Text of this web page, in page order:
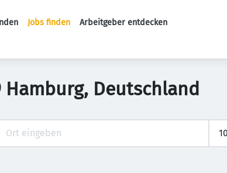
Jobs finden
Arbeitgeber entdecken
Hamburg, Deutschland